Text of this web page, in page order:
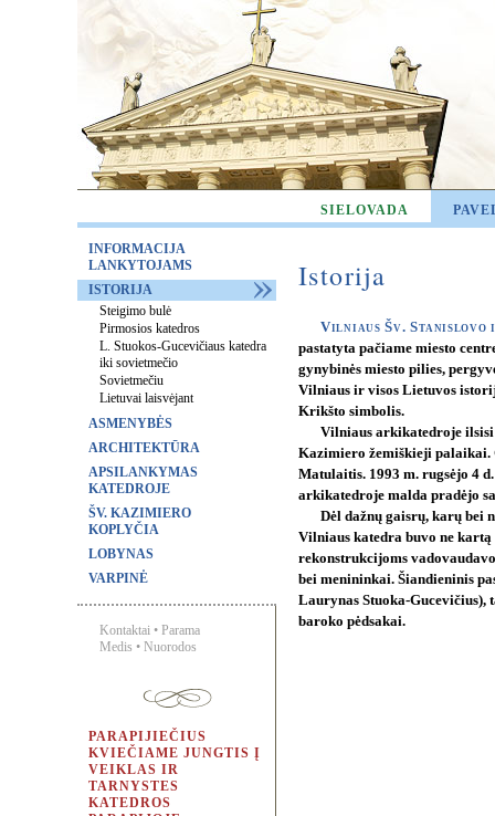
SIELOVADA
INFORMACIJA
LANKYTOJAMS
ISTORIJA
Steigimo bulė
Pirmosios katedros
L. Stuokos-Gucevičiaus katedra
iki sovietmečio
Sovietmečiu
Lietuvai laisvėjant
ASMENYBĖS
ARCHITEKTŪRA
APSILANKYMAS
KATEDROJE
ŠV. KAZIMIERO
KOPLYČIA
LOBYNAS
VARPINĖ
Kontaktai • Parama
Medis • Nuorodos
PARAPIJIEČIUS
KVIEČIAME JUNGTIS Į
VEIKLAS IR
TARNYSTES
KATEDROS
Istorija
Vilniaus Šv.
pastatyta pačiame miesto
gynybinės miesto pilies,
Vilniaus ir visos Lietuvos
Krikšto simbolis.
Vilniaus arkikatedroje
Kazimiero žemiškieji palaikai.
Matulaitis. 1993 m. rugsėjo 4
arkikatedroje malda pradėjo
Dėl dažnų gaisrų, karų bei
Vilniaus katedra buvo ne kartą
rekonstrukcijoms
bei menininkai. Šiandieninis
Laurynas Stuoka-Gucevičius),
baroko pėdsakai.